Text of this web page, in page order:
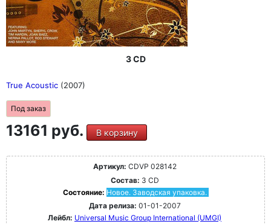
3 CD
True Acoustic (2007)
Под заказ
13161 руб. В корзину
Артикул: CDVP 028142
Состав: 3 CD
Состояние: Новое. Заводская упаковка.
Дата релиза: 01-01-2007
Лейбл: Universal Music Group International (UMGI)